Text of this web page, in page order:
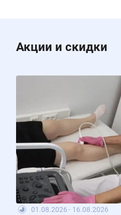
Акции и скидки
01.08.2026 - 16.08.2026